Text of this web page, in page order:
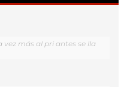
vez más al pri antes se lla